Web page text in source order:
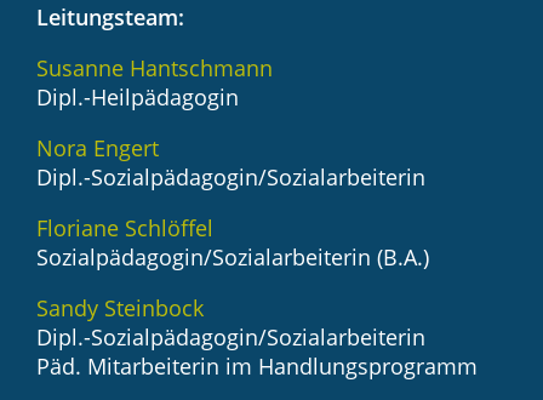
Leitungsteam:
Susanne Hantschmann
Dipl.-Heilpädagogin
Nora Engert
Dipl.-Sozialpädagogin/Sozialarbeiterin
Floriane Schlöffel
Sozialpädagogin/Sozialarbeiterin (B.A.)
Sandy Steinbock
Dipl.-Sozialpädagogin/Sozialarbeiterin
Päd. Mitarbeiterin im Handlungsprogramm